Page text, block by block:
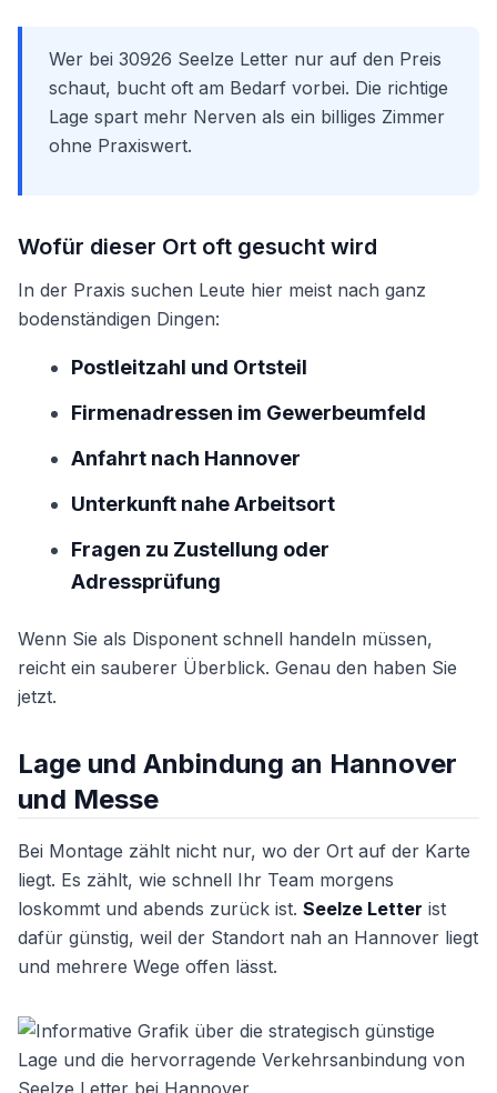
Wer bei 30926 Seelze Letter nur auf den Preis
schaut, bucht oft am Bedarf vorbei. Die richtige
Lage spart mehr Nerven als ein billiges Zimmer
ohne Praxiswert.
Wofür dieser Ort oft gesucht wird
In der Praxis suchen Leute hier meist nach ganz
bodenständigen Dingen:
Postleitzahl und Ortsteil
Firmenadressen im Gewerbeumfeld
Anfahrt nach Hannover
Unterkunft nahe Arbeitsort
Fragen zu Zustellung oder
Adressprüfung
Wenn Sie als Disponent schnell handeln müssen,
reicht ein sauberer Überblick. Genau den haben Sie
jetzt.
Lage und Anbindung an Hannover
und Messe
Bei Montage zählt nicht nur, wo der Ort auf der Karte
liegt. Es zählt, wie schnell Ihr Team morgens
loskommt und abends zurück ist. Seelze Letter ist
dafür günstig, weil der Standort nah an Hannover liegt
und mehrere Wege offen lässt.